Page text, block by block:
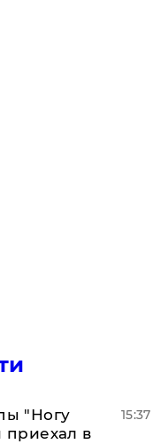
"Ногу
приехал в
15:37